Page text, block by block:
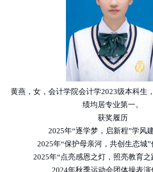
黄燕，女，会计学院会计学2023级本科生
绩均居专业第一。
获奖履历
2025年“逐学梦，启新程”学风
2025年“保护母亲河，共创生态城
2025年“点亮感恩之灯，照亮教育之
2024年秋季运动会团体操表演